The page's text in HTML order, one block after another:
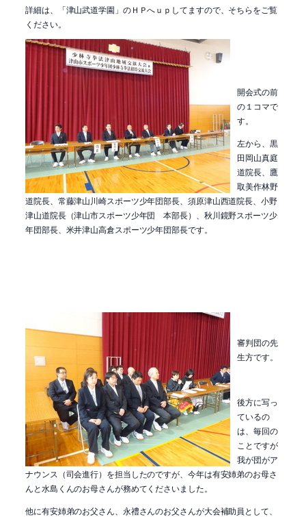
詳細は、「津山武道学園」のＨＰへｕｐしてますので、そちらをご覧
ください。
開会式の前
の１コマで
す。
左から、黒
田岡山真庭
道院長、鷹
取美作林野
道院長、常藤津山川崎スポーツ少年団部長、須原津山西道院長、小野
津山道院長（津山市スポーツ少年団 本部長）、秋川鏡野スポーツ少
年団部長、米井津山高倉スポーツ少年団部長です。
審判団の先
生方です。
後方に写っ
ているの
は、毎回の
ことですが
我が団がア
ナウンス（司会進行）を担当したのですが、今年は有安姉弟のお母さ
んと水島くんのお母さんが務めてくださいました。
他に有安姉弟のお父さん、永禮さんのお父さんが大会補助員として、